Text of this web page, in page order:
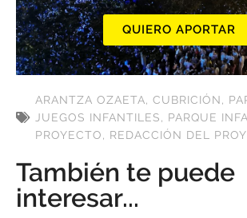
QUIERO APORTAR
ARANTZA OZAETA, CUBRICIÓN,
JUEGOS INFANTILES, PARQUE
PROYECTO, REDACCIÓN DEL
También te puede
interesar...